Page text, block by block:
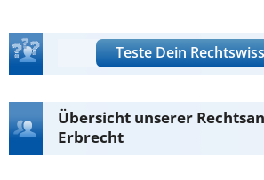
Teste Dein
Übersicht unserer
Erbrecht